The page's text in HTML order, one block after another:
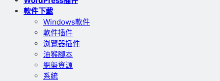
軟件下載
Windows軟件
軟件插件
浏覽器插件
油猴腳本
網盤資源
系統